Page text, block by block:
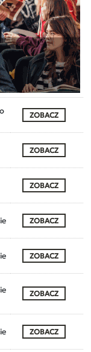
ZOBACZ
ZOBACZ
ZOBACZ
ZOBACZ
ZOBACZ
ZOBACZ
ZOBACZ